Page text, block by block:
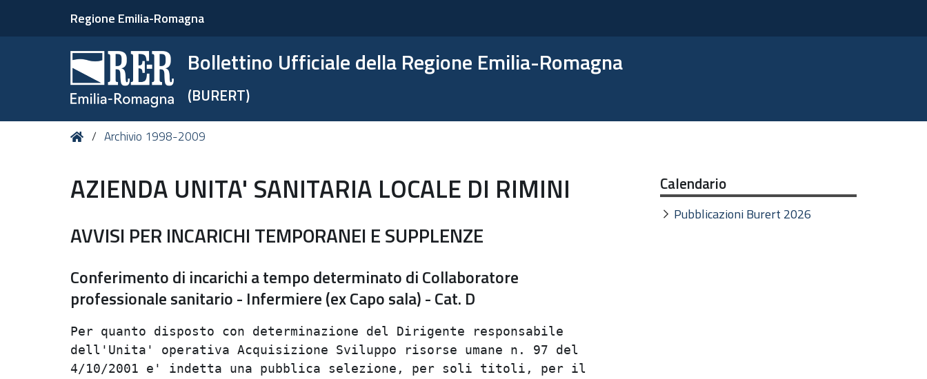
Regione Emilia-Romagna
Bollettino Ufficiale della Regione Emilia-Romagna
(BURERT)
Tu HomeArchivio 1998-2009
AZIENDA UNITA' SANITARIA LOCALE DI RIMINI
AVVISI PER INCARICHI TEMPORANEI E SUPPLENZE
Conferimento di incarichi a tempo determinato di Collaboratore
professionale sanitario - Infermiere (ex Capo sala) - Cat. D
Per quanto disposto con determinazione del Dirigente responsabile
dell'Unita' operativa Acquisizione Sviluppo risorse umane n. 97 del
4/10/2001 e' indetta una pubblica selezione, per soli titoli, per il
Calendario
Pubblicazioni Burert 2026